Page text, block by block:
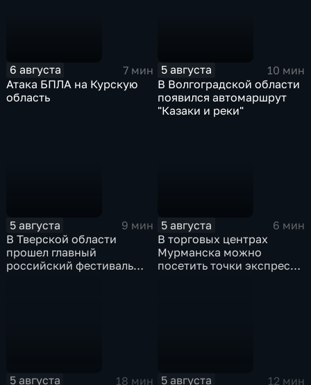
6 августа
7 мин
Атака БПЛА на Курскую
область
5 августа
10 мин
В Волгоградской области
появился автомаршрут
"Казаки и реки"
5 августа
9 мин
В Тверской области
прошел главный
российский фестиваль
5 августа
6 мин
В торговых центрах
Мурманска можно
посетить точки экспресс-
5 августа
18 мин
5 августа
12 мин